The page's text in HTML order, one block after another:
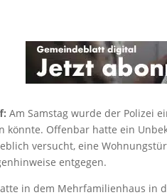
Am Samstag wurde der Polizei
könnte. Offenbar hatte ein
versucht, eine
entgegen.
in dem Mehrfamilienhaus in